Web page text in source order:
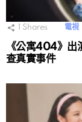
Shares 電視
《公寓404》出
查真實事件